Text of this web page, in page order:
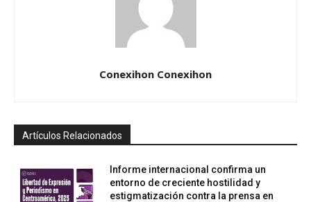
Conexihon Conexihon
Artículos Relacionados
Informe internacional confirma un
entorno de creciente hostilidad y
estigmatización contra la prensa en